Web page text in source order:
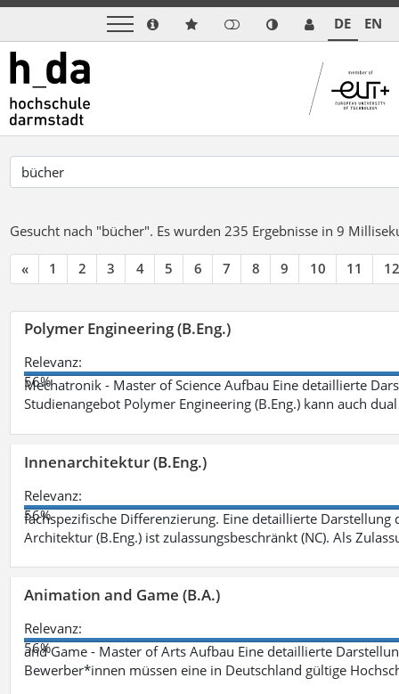
DE EN
Gesucht nach "bücher". Es wurden 235 Ergebnisse in 9
« 1 2 3 4 5 6 7 8 9 10 11 12
Polymer Engineering (B.Eng.)
Relevanz:
56%
Mechatronik - Master of Science Aufbau Eine detaillierte
Studienangebot Polymer Engineering (B.Eng.) kann auch
Innenarchitektur (B.Eng.)
Relevanz:
56%
fachspezifische Differenzierung. Eine detaillierte
Architektur (B.Eng.) ist zulassungsbeschränkt (NC). Als
Animation and Game (B.A.)
Relevanz:
56%
and Game - Master of Arts Aufbau Eine detaillierte
Bewerber*innen müssen eine in Deutschland gültige